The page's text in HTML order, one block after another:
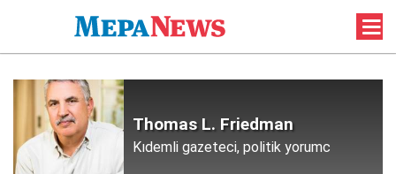
Thomas L. Friedman
Kıdemli gazeteci, politik yorumc